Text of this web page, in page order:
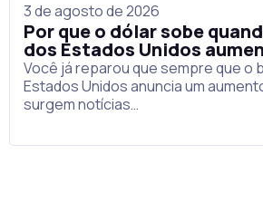
3 de agosto de 2026
Por que o dólar sobe
dos Estados Unidos
Você já reparou que sempre que o
Estados Unidos anuncia um
surgem notícias…